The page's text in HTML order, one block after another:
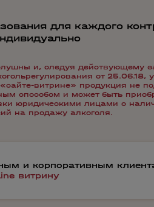
для каждого
и, следуя действующему
от 25.06.18,
витрине» продукция не
способом и может быть
юридическими лицами с
на продажу алкоголя.
и корпоративным
витрину